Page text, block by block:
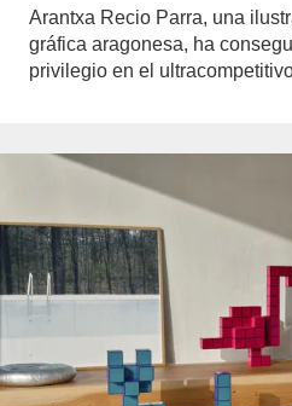
Arantxa Recio Parra, una
gráfica aragonesa, ha
privilegio en el